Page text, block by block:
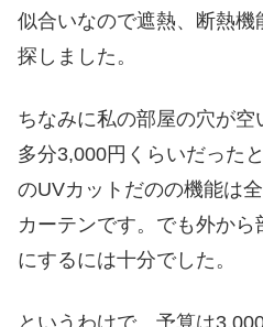
似合いなので遮熱、断熱機
探しました。
ちなみに私の部屋の穴が
多分3,000円くらいだった
のUVカットだのの機能は
カーテンです。でも外から
にするには十分でした。